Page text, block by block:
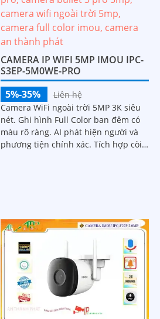
CAMERA IP WIFI 5MP IMOU IPC-
S3EP-5M0WE-PRO
5%-35%
Liên hệ
Camera WiFi ngoài trời 5MP 3K siêu
nét. Ghi hình Full Color ban đêm có
màu rõ ràng. AI phát hiện người và
phương tiện chính xác. Tích hợp còi